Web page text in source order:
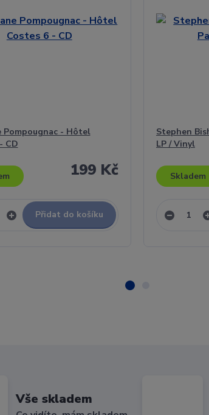
Pompougnac - Hôtel
CD
199 Kč
Přidat do košíku
Stephen
LP / Vinyl
Skladem
Vše skladem